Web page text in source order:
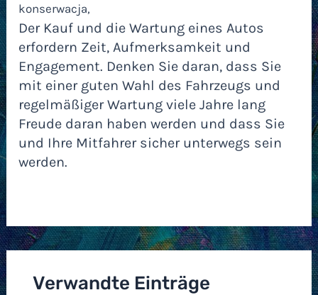
konserwacja,
Der Kauf und die Wartung eines Autos
erfordern Zeit, Aufmerksamkeit und
Engagement. Denken Sie daran, dass Sie
mit einer guten Wahl des Fahrzeugs und
regelmäßiger Wartung viele Jahre lang
Freude daran haben werden und dass Sie
und Ihre Mitfahrer sicher unterwegs sein
werden.
Verwandte Einträge